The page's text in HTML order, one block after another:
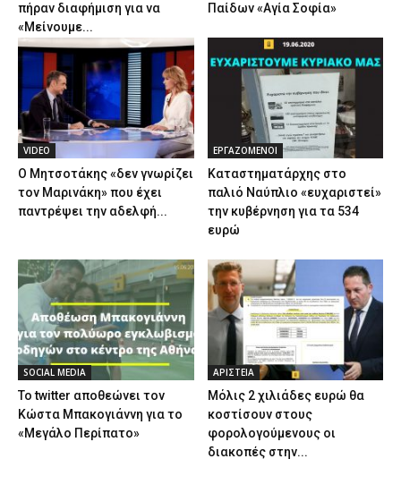
πήραν διαφήμιση για να
«Μείνουμε...
Παίδων «Αγία Σοφία»
VIDEO
Ο Μητσοτάκης «δεν γνωρίζει
τον Μαρινάκη» που έχει
παντρέψει την αδελφή...
ΕΡΓΑΖΟΜΕΝΟΙ
Καταστηματάρχης στο
παλιό Ναύπλιο «ευχαριστεί»
την κυβέρνηση για τα 534
ευρώ
SOCIAL MEDIA
Το twitter αποθεώνει τον
Κώστα Μπακογιάννη για το
«Μεγάλο Περίπατο»
ΑΡΙΣΤΕΙΑ
Μόλις 2 χιλιάδες ευρώ θα
κοστίσουν στους
φορολογούμενους οι
διακοπές στην...